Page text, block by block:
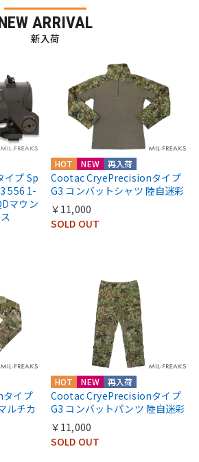
ARRIVAL
新入荷
イプ Sp
556 1-
マウン
HOT NEW 再入荷
Cootac CryePrecisionタイプ
G3 コンバットシャツ 陸自迷彩
￥11,000
SOLD OUT
イプ
ルチカ
HOT NEW 再入荷
Cootac CryePrecisionタイプ
G3 コンバットパンツ 陸自迷彩
￥11,000
SOLD OUT